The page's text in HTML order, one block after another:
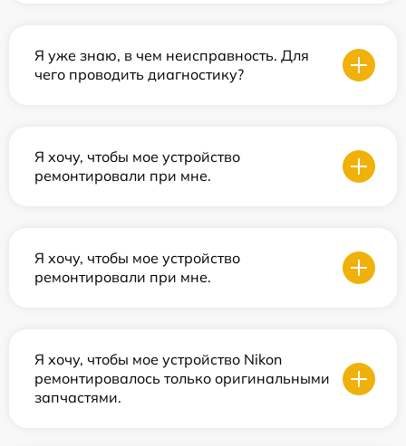
Я уже знаю, в чем неисправность. Для
чего проводить диагностику?
Я хочу, чтобы мое устройство
ремонтировали при мне.
Я хочу, чтобы мое устройство
ремонтировали при мне.
Я хочу, чтобы мое устройство Nikon
ремонтировалось только оригинальными
запчастями.